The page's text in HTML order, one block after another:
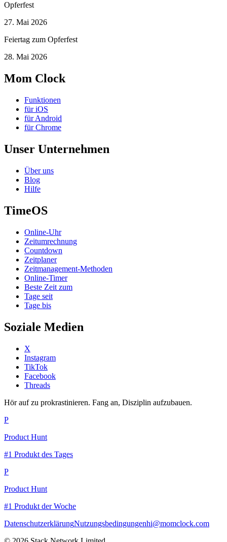
Opferfest
27. Mai 2026
Feiertag zum Opferfest
28. Mai 2026
Mom Clock
Funktionen
für iOS
für Android
für Chrome
Unser Unternehmen
Über uns
Blog
Hilfe
TimeOS
Online-Uhr
Zeitumrechnung
Countdown
Zeitplaner
Zeitmanagement-Methoden
Online-Timer
Beste Zeit zum
Tage seit
Tage bis
Soziale Medien
X
Instagram
TikTok
Facebook
Threads
Hör auf zu prokrastinieren. Fang an, Disziplin aufzubauen.
P
Product Hunt
#1 Produkt des Tages
P
Product Hunt
#1 Produkt der Woche
DatenschutzerklärungNutzungsbedingungenhi@momclock.com